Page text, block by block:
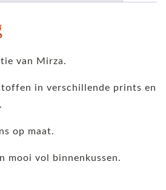
van Mirza.
in verschillende prints en
op maat.
mooi vol binnenkussen.